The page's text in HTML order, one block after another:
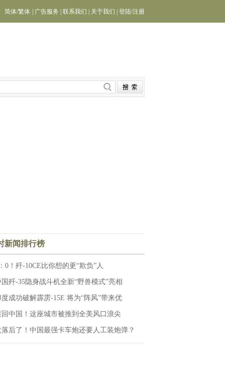
简体/繁体 广告服务 联系我们 关于我们 登陆/注册
新闻排行榜
0！歼-10CE比你想的更“欺负”人
国歼-35隐身战斗机全新“野兽模式”亮相
度成功破解霹雳-15E 将为“阵风”带来优
回中国！这座城市被推到全美风口浪尖
落后了！中国最强卡车炮还要人工装炮弹？